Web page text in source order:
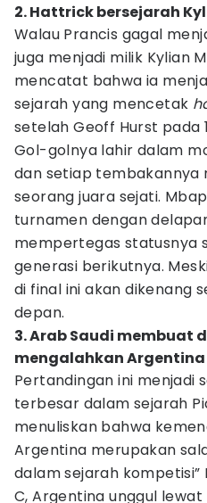
2. Hattrick bersejarah
Walau Prancis gagal
juga menjadi milik Kylian
mencatat bahwa ia
sejarah yang mencetak
setelah Geoff Hurst pada
Gol-golnya lahir dalam
dan setiap tembakannya
seorang juara sejati.
turnamen dengan
mempertegas statusnya
generasi berikutnya.
di final ini akan dikenang
depan.
3. Arab Saudi membuat
mengalahkan Argentina
Pertandingan ini menjadi
terbesar dalam sejarah
menuliskan bahwa
Argentina merupakan
dalam sejarah
C, Argentina unggul lewat